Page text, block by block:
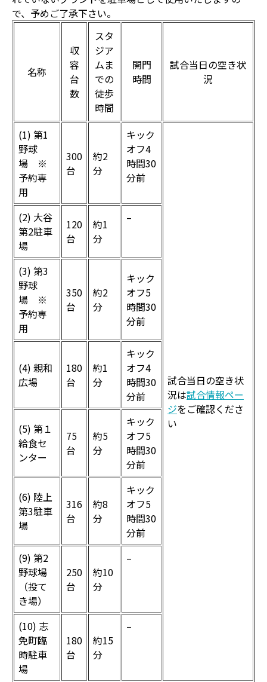
で、予めご了承下さい。
名称
収
容
台
数
スタ
ジア
ムま
での
徒歩
時間
開門
時間
試合当日の空き状
況
(1) 第1
野球
場 ※
予約専
用
300
台
約2
分
キック
オフ4
時間30
分前
試合当日の空き状
況は試合情報ペー
ジをご確認くださ
い
(2) 大谷
第2駐車
場
120
台
約1
分
–
(3) 第3
野球
場 ※
予約専
用
350
台
約2
分
キック
オフ5
時間30
分前
(4) 親和
広場
180
台
約1
分
キック
オフ4
時間30
分前
(5) 第１
給食セ
ンター
75
台
約5
分
キック
オフ5
時間30
分前
(6) 陸上
第3駐車
場
316
台
約8
分
キック
オフ5
時間30
分前
(9) 第2
野球場
（投て
き場）
250
台
約10
分
–
(10) 志
免町臨
時駐車
場
180
台
約15
分
–